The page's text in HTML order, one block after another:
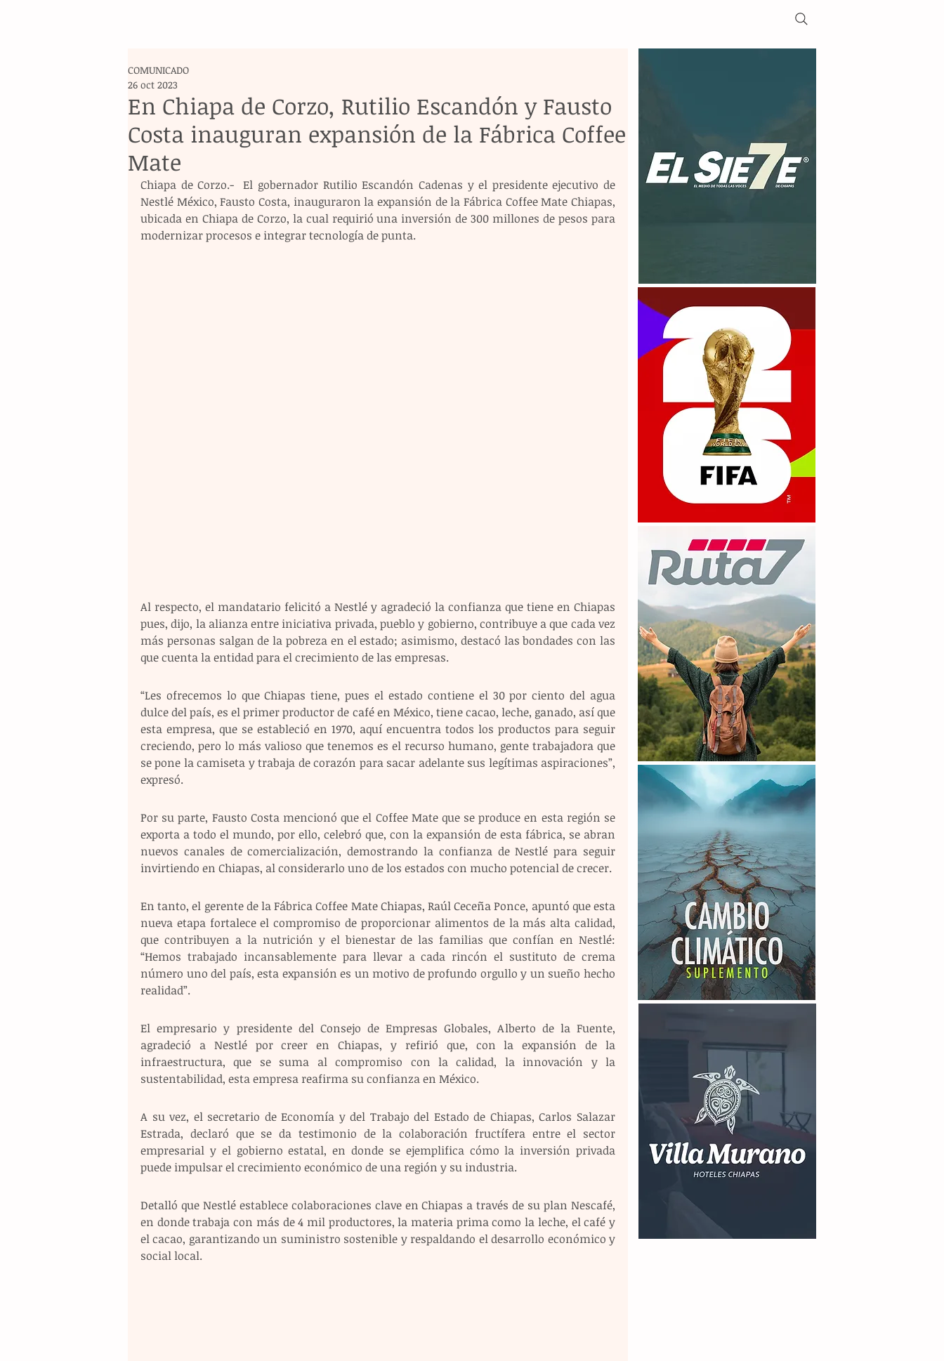
En Chiapa de Corzo, Rutilio Escandón y Fausto
Costa inauguran expansión de la Fábrica Coffee
Mate
COMUNICADO
26 oct 2023
Chiapa de Corzo.-  El gobernador Rutilio Escandón Cadenas y el presidente ejecutivo de
Nestlé México, Fausto Costa, inauguraron la expansión de la Fábrica Coffee Mate Chiapas,
ubicada en Chiapa de Corzo, la cual requirió una inversión de 300 millones de pesos para
modernizar procesos e integrar tecnología de punta.
Al respecto, el mandatario felicitó a Nestlé y agradeció la confianza que tiene en Chiapas
pues, dijo, la alianza entre iniciativa privada, pueblo y gobierno, contribuye a que cada vez
más personas salgan de la pobreza en el estado; asimismo, destacó las bondades con las
que cuenta la entidad para el crecimiento de las empresas.
“Les ofrecemos lo que Chiapas tiene, pues el estado contiene el 30 por ciento del agua
dulce del país, es el primer productor de café en México, tiene cacao, leche, ganado, así que
esta empresa, que se estableció en 1970, aquí encuentra todos los productos para seguir
creciendo, pero lo más valioso que tenemos es el recurso humano, gente trabajadora que
se pone la camiseta y trabaja de corazón para sacar adelante sus legítimas aspiraciones”,
expresó.
Por su parte, Fausto Costa mencionó que el Coffee Mate que se produce en esta región se
exporta a todo el mundo, por ello, celebró que, con la expansión de esta fábrica, se abran
nuevos canales de comercialización, demostrando la confianza de Nestlé para seguir
invirtiendo en Chiapas, al considerarlo uno de los estados con mucho potencial de crecer.
En tanto, el gerente de la Fábrica Coffee Mate Chiapas, Raúl Ceceña Ponce, apuntó que esta
nueva etapa fortalece el compromiso de proporcionar alimentos de la más alta calidad,
que contribuyen a la nutrición y el bienestar de las familias que confían en Nestlé:
“Hemos trabajado incansablemente para llevar a cada rincón el sustituto de crema
número uno del país, esta expansión es un motivo de profundo orgullo y un sueño hecho
realidad”.
El empresario y presidente del Consejo de Empresas Globales, Alberto de la Fuente,
agradeció a Nestlé por creer en Chiapas, y refirió que, con la expansión de la
infraestructura, que se suma al compromiso con la calidad, la innovación y la
sustentabilidad, esta empresa reafirma su confianza en México.
A su vez, el secretario de Economía y del Trabajo del Estado de Chiapas, Carlos Salazar
Estrada, declaró que se da testimonio de la colaboración fructífera entre el sector
empresarial y el gobierno estatal, en donde se ejemplifica cómo la inversión privada
puede impulsar el crecimiento económico de una región y su industria.
Detalló que Nestlé establece colaboraciones clave en Chiapas a través de su plan Nescafé,
en donde trabaja con más de 4 mil productores, la materia prima como la leche, el café y
el cacao, garantizando un suministro sostenible y respaldando el desarrollo económico y
social local.